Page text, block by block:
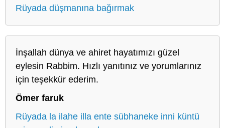
Rüyada düşmanına bağırmak
İnşallah dünya ve ahiret hayatımızı güzel
eylesin Rabbim. Hızlı yanıtınız ve yorumlarınız
için teşekkür ederim.
Ömer faruk
Rüyada la ilahe illa ente sübhaneke inni küntü